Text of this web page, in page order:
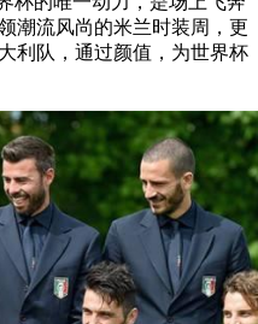
潮流风尚的米兰时装周，更
利队，通过颜值，为世界杯